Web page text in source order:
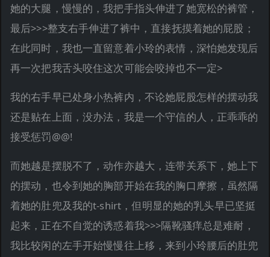
她的大腿，慢慢的，我把手指头伸进了她宽松的裤管，
最后>>>整支右手伸进了裤中，直接抚摸着她的屁股；
在此同时，我也一直留意着小玲的表情，深怕她发现后
再一次把我舌头咬住这次可能会咬掉也不一定>
我的右手早已处身小热裤内，不论她屁股怎样的摆动我
还是贴在上面，没办法，我是一个守信的人，正乖乖的
接受惩罚@@!
而她越是摆脱不了，动作亦越大，连带关系下，她上下
的摆动，也令到她的胸部开始在我的胸口摩擦，虽然隔
着她的肚兜及我的t-shirt，但明显的她的乳头早已坚挺
起来，正在不自觉的诱惑着我>>>隔靴骚痒总是难耐，
我比较闲的左手开始慢慢往上移，来到小玲腰后的肚兜